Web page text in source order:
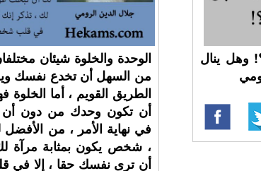
الوحدة والخلوة شيئان
من السهل أن تخدع نفسك
الطريق القويم ، أما الخلوة
أن تكون وحدك من دون أن
في نهاية الأمر ، من
، شخص يكون بمثابة مرآة
أن ترى نفسك حقا ، إلا
وهل ينال